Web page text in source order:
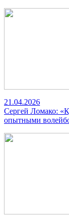
21.04.2026
Сергей Ломако:
опытными